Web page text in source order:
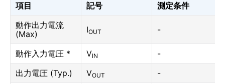
項目 記号
測定条件
動作出力電流
(Max)
IOUT -
動作入力電圧 * VIN
-
出力電圧 (Typ.)
VOUT
-